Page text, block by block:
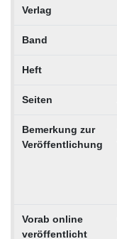
Verlag
Band
Heft
Seiten
Bemerkung zur
Veröffentlichung
Vorab online
veröffentlicht